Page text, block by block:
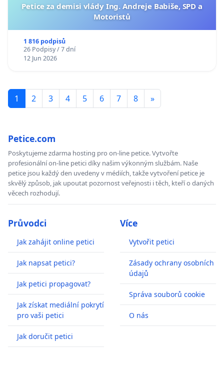
Petice za demisi vlády Ing. Andreje Babiše, SPD a
Motoristů
1 816 podpisů
26 Podpisy / 7 dní
12 Jun 2026
1 2 3 4 5 6 7 8 »
Petice.com
Poskytujeme zdarma hosting pro on-line petice. Vytvořte
profesionální on-line petici díky našim výkonným službám. Naše
petice jsou každý den uvedeny v médiích, takže vytvoření petice je
skvělý způsob, jak upoutat pozornost veřejnosti i těch, kteří o daných
věcech rozhodují.
Průvodci
Jak zahájit online petici
Jak napsat petici?
Jak petici propagovat?
Jak získat mediální pokrytí
pro vaši petici
Jak doručit petici
Více
Vytvořit petici
Zásady ochrany osobních
údajů
Správa souborů cookie
O nás